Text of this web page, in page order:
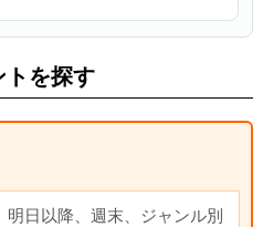
トを探す
日以降、週末、ジャンル別